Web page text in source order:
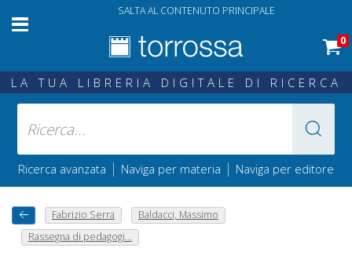
SALTA AL CONTENUTO PRINCIPALE
0
LA TUA LIBRERIA DIGITALE DI RICERCA
Ricerca avanzata | Naviga per materia | Naviga per editore
Fabrizio Serra
Baldacci, Massimo
Rassegna di pedagogi...